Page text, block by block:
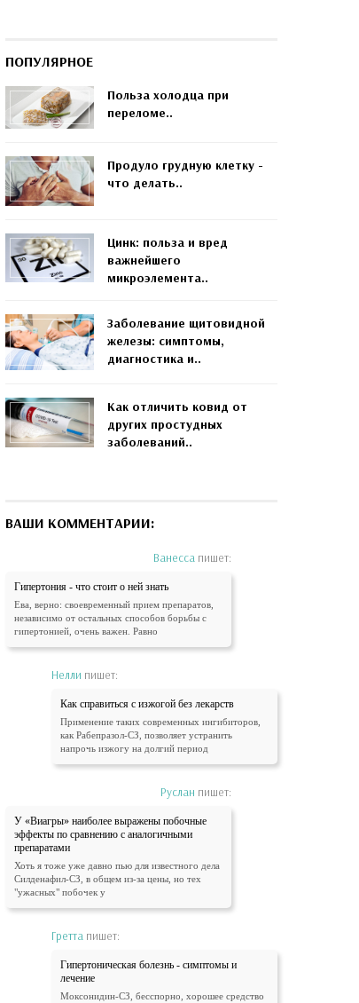
ПОПУЛЯРНОЕ
Польза холодца при
переломе..
Продуло грудную клетку -
что делать..
Цинк: польза и вред
важнейшего
микроэлемента..
Заболевание щитовидной
железы: симптомы,
диагностика и..
Как отличить ковид от
других простудных
заболеваний..
ВАШИ КОММЕНТАРИИ:
Ванесса пишет:
Гипертония - что стоит о ней знать
Ева, верно: своевременный прием препаратов,
независимо от остальных способов борьбы с
гипертонией, очень важен. Равно
Нелли пишет:
Как справиться с изжогой без лекарств
Применение таких современных ингибиторов,
как Рабепразол-СЗ, позволяет устранить
напрочь изжогу на долгий период
Руслан пишет:
У «Виагры» наиболее выражены побочные
эффекты по сравнению с аналогичными
препаратами
Хоть я тоже уже давно пью для известного дела
Силденафил-СЗ, в общем из-за цены, но тех
"ужасных" побочек у
Гретта пишет:
Гипертоническая болезнь - симптомы и
лечение
Моксонидин-СЗ, бесспорно, хорошее средство